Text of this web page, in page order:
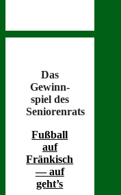
Das
Gewinn­
spiel des
Seniorenrats
Fußball
auf
Fränkisch
— auf
geht’s